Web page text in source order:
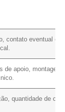
contato eventual
de apoio, montagem
quantidade de